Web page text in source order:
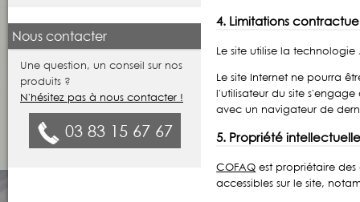
4. Limitations
Le site utilise la technologie
Le site Internet ne pourra
l'utilisateur du site
avec un navigateur de
5. Propriété
COFAQ est propriétaire
accessibles sur le site,
Nous contacter
Une question, un conseil sur nos
produits ?
N'hésitez pas à nous contacter !
03 83 15 67 67